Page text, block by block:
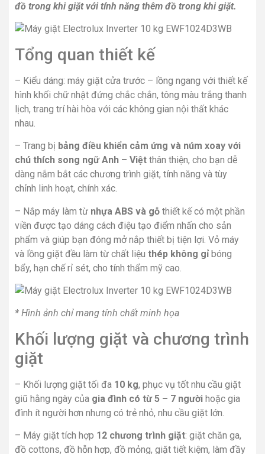
đồ trong khi giặt với tính năng thêm đồ trong khi giặt.
Tổng quan thiết kế
– Kiểu dáng: máy giặt cửa trước – lồng ngang với thiết kế
hình khối chữ nhật đứng chắc chắn, tông màu trắng thanh
lịch, trang trí hài hòa với các không gian nội thất khác
nhau.
– Trang bị bảng điều khiển cảm ứng và núm xoay với
chú thích song ngữ Anh – Việt thân thiện, cho bạn dễ
dàng nắm bắt các chương trình giặt, tính năng và tùy
chỉnh linh hoạt, chính xác.
– Nắp máy làm từ nhựa ABS và gỗ thiết kế có một phần
viền được tạo dáng cách điệu tạo điểm nhấn cho sản
phẩm và giúp bạn đóng mở nắp thiết bị tiện lợi. Vỏ máy
và lồng giặt đều làm từ chất liệu thép không gỉ bóng
bẩy, hạn chế rỉ sét, cho tính thẩm mỹ cao.
* Hình ảnh chỉ mang tính chất minh họa
Khối lượng giặt và chương trình
giặt
– Khối lượng giặt tối đa 10 kg, phục vụ tốt nhu cầu giặt
giũ hằng ngày của gia đình có từ 5 – 7 người hoặc gia
đình ít người hơn nhưng có trẻ nhỏ, nhu cầu giặt lớn.
– Máy giặt tích hợp 12 chương trình giặt: giặt chăn ga,
đồ cottons, đồ hỗn hợp, đồ mỏng, giặt tiết kiệm, làm đầy